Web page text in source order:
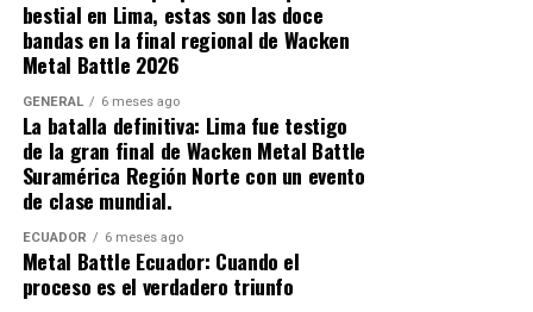
internacional en caso de ganar .
La decisión de otorgar dos cupos a Suramérica no es un
regalo. Es el reconocimiento a un trabajo sostenido. En
los últimos años, la región ha demostrado que tiene el
talento, la disciplina y la pasión para competir al más
alto nivel.
Bandas como Info (Colombia), que representó a la
Quienes han ido a Wacken saben que la logística puede
ser tan intensa como el propio festival, el aeropuerto
más cercano (Hamburgo) queda a una hora y media. Los
trenes se llenan. Los taxis escasean y montar una carpa
después de un vuelo transatlántico no es exactamente
fácil, eso es para guerreros. Viajar con Metalhead Tours
resuelve todo eso, y agrega capas de valor que van
mucho más allá del simple traslado.
bestial en Lima, estas son las doce
bandas en la final regional de Wacken
Metal Battle 2026
GENERAL 6 meses ago
La batalla definitiva: Lima fue testigo
de la gran final de Wacken Metal Battle
Suramérica Región Norte con un evento
de clase mundial.
ECUADOR 6 meses ago
Metal Battle Ecuador: Cuando el
proceso es el verdadero triunfo